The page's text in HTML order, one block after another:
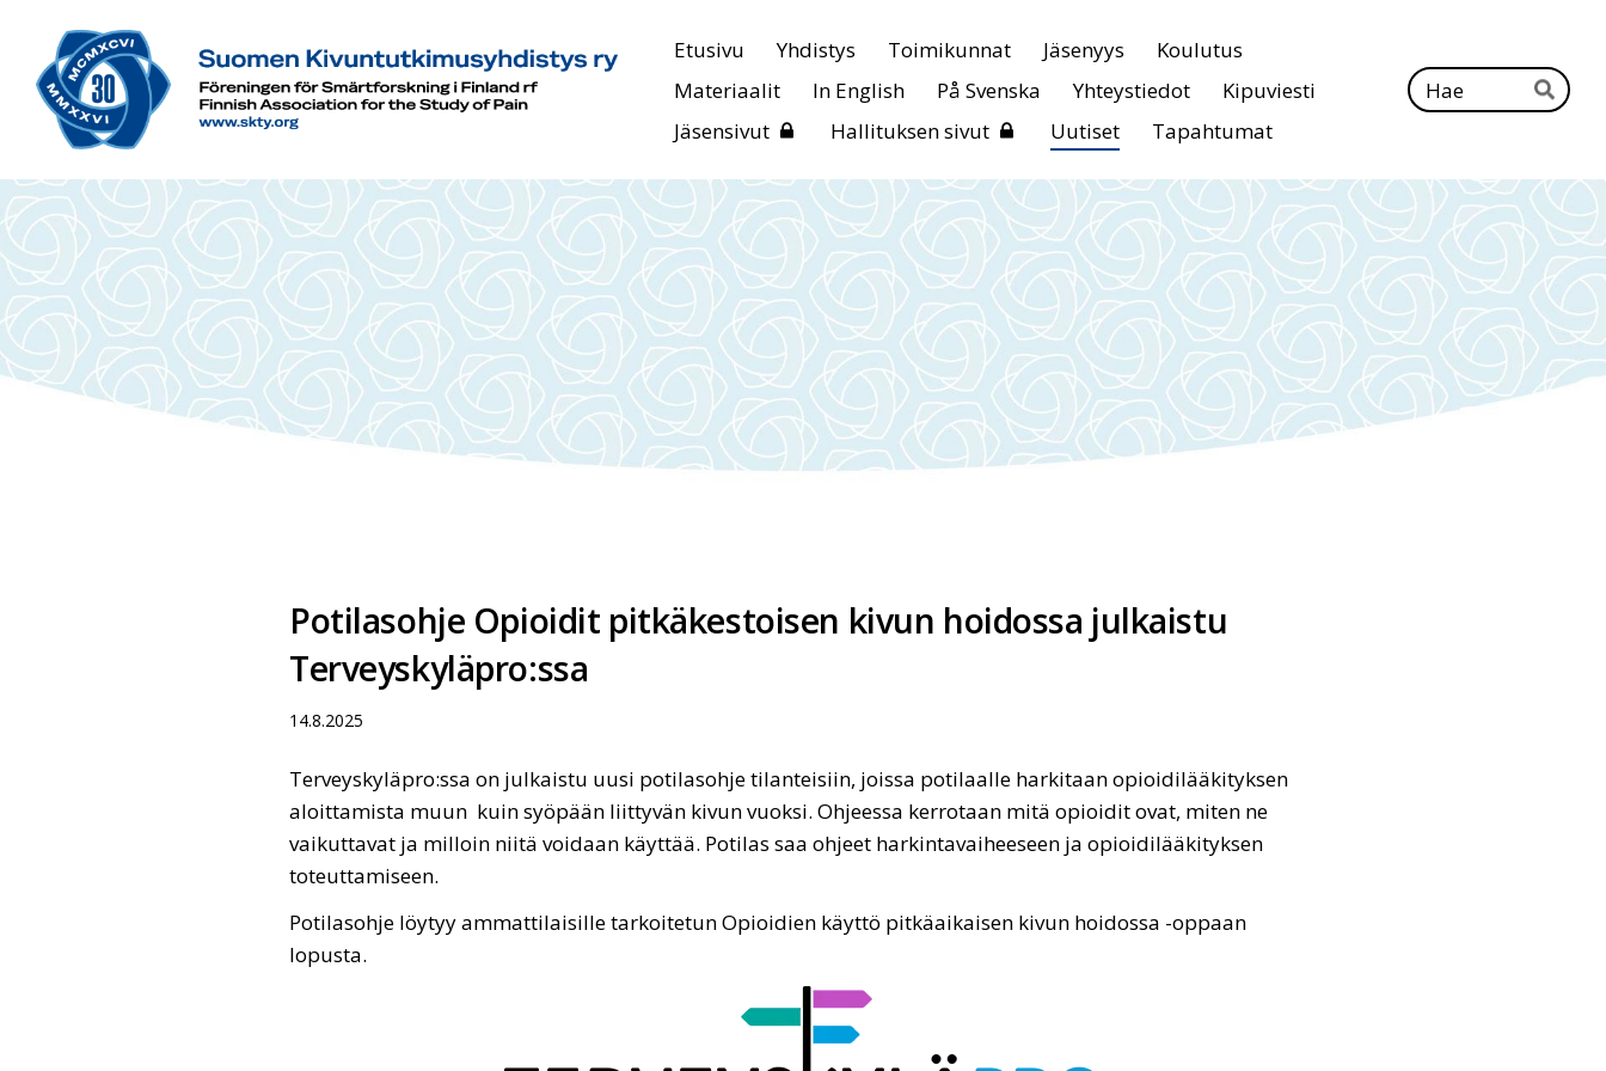
sivun
sisältöön
Suomen Kivuntutkimusyhdistys ry
Etusivu Yhdistys Toimikunnat Jäsenyys
Koulutus
Materiaalit
In English På Svenska Yhteystiedot
Kipuviesti
Jäsensivut
Hallituksen sivut Uutiset Tapahtumat
Hae
Potilasohje Opioidit pitkäkestoisen kivun hoidossa julkaistu
Terveyskyläpro:ssa
14.8.2025
Terveyskyläpro:ssa on julkaistu uusi potilasohje tilanteisiin, joissa potilaalle harkitaan opioidilääkityksen
aloittamista muun kuin syöpään liittyvän kivun vuoksi. Ohjeessa kerrotaan mitä opioidit ovat, miten ne
vaikuttavat ja milloin niitä voidaan käyttää. Potilas saa ohjeet harkintavaiheeseen ja opioidilääkityksen
toteuttamiseen.
Potilasohje löytyy ammattilaisille tarkoitetun Opioidien käyttö pitkäaikaisen kivun hoidossa -oppaan
lopusta.